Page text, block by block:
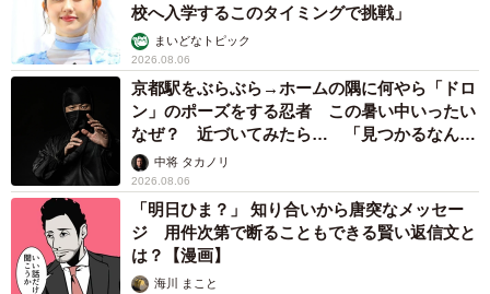
校へ入学するこのタイミングで挑戦」
まいどなトピック
2026.08.06
京都駅をぶらぶら→ホームの隅に何やら「ドロ
ン」のポーズをする忍者 この暑い中いったい
なぜ？ 近づいてみたら… 「見つかるなんて
未熟」中将 タカノリ
2026.08.06
「明日ひま？」 知り合いから唐突なメッセー
ジ 用件次第で断ることもできる賢い返信文と
は？【漫画】
海川 まこと